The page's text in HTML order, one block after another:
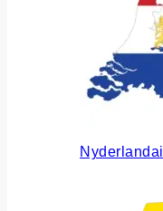
Nyderlandai